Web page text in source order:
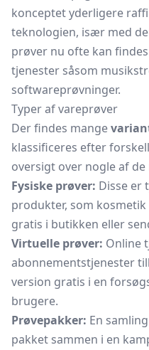
konceptet yderligere
teknologien, især med
prøver nu ofte kan
tjenester såsom
softwareprøvninger.
Typer af vareprøver
Der findes mange
klassificeres efter
oversigt over nogle af
Fysiske prøver: Disse er
produkter, som
gratis i butikken eller
Virtuelle prøver: Online
abonnementstjenester
version gratis i en
brugere.
Prøvepakker: En
pakket sammen i en